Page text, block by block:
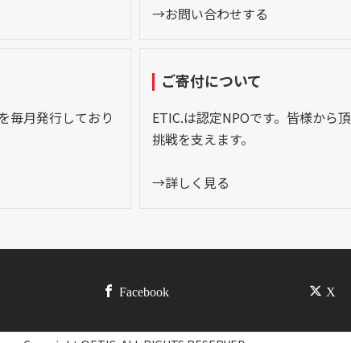
→お問い合わせする
毎月発行しており
ご寄付について
ETIC.は認定NPOです。皆様から
挑戦を支えます。
→詳しく見る
Facebook X